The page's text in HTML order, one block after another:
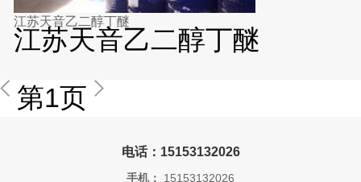
江苏天音乙二醇丁醚
江苏天音乙二醇丁醚
第1页
电话：15153132026
手机： 15153132026